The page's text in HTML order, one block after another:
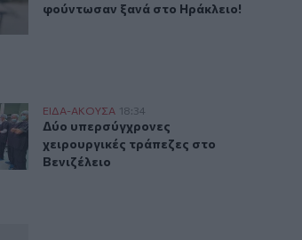
δολοφονήθηκε σε απευθείας
φούντωσαν ξανά στο Ηράκλειο!
Μιχάλης Αυγουλέας
χειρουργικές τράπεζες στο Βενιζέλειο
ΕΙΔΑ-ΑΚΟΥΣΑ 18:34
Δύο υπερσύγχρονες χειρουργικές
Δύο υπερσύγχρονες
χειρουργικές τράπεζες στο
Βενιζέλειο